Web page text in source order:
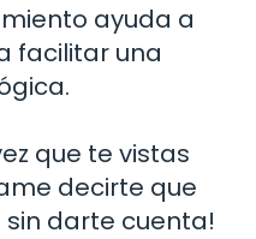
ayuda a
facilitar una
que te vistas
decirte que
darte cuenta!